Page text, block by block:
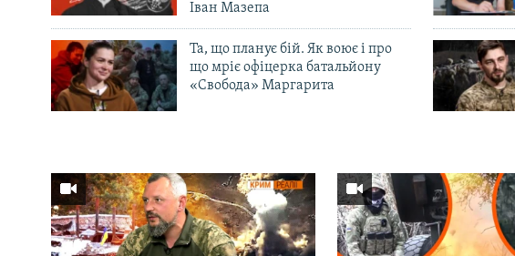
Іван Мазепа
Та, що планує бій. Як воює і про
що мріє офіцерка батальйону
«Свобода» Маргарита